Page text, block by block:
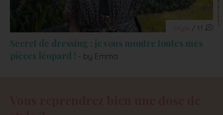
/ 11
Secret de dressing : je vous montre toutes mes
pièces léopard ! - by Emma